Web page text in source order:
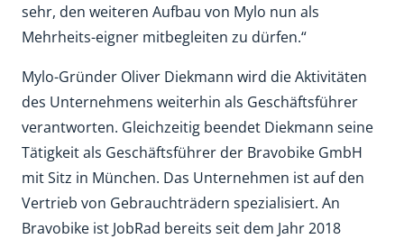
sehr, den weiteren Aufbau von Mylo nun als
Mehrheits-eigner mitbegleiten zu dürfen.“
Mylo-Gründer Oliver Diekmann wird die Aktivitäten
des Unternehmens weiterhin als Geschäftsführer
verantworten. Gleichzeitig beendet Diekmann seine
Tätigkeit als Geschäftsführer der Bravobike GmbH
mit Sitz in München. Das Unternehmen ist auf den
Vertrieb von Gebrauchträdern spezialisiert. An
Bravobike ist JobRad bereits seit dem Jahr 2018